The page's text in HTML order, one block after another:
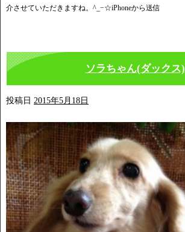
介させていただきますね。^_−☆iPhoneから送信
ソラちゃん(ダックス)
投稿日 2015年5月18日